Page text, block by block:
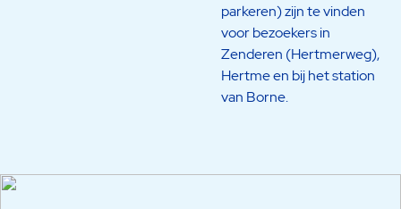
parkeren) zijn te vinden
voor bezoekers in
Zenderen (Hertmerweg),
Hertme en bij het station
van Borne.